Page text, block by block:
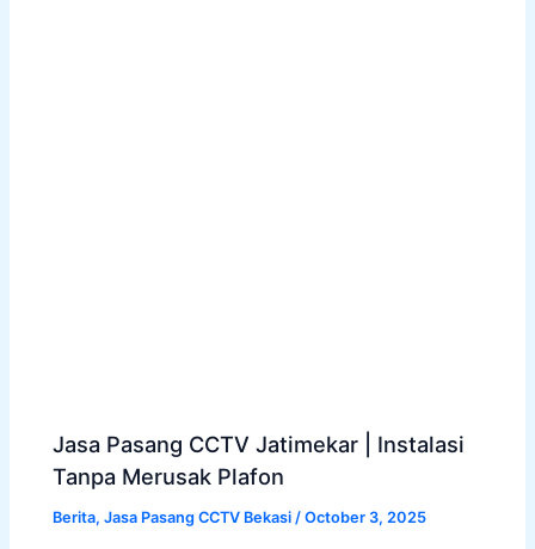
Jasa Pasang CCTV Jatimekar | Instalasi
Tanpa Merusak Plafon
Berita,Jasa Pasang CCTV Bekasi /October 3, 2025